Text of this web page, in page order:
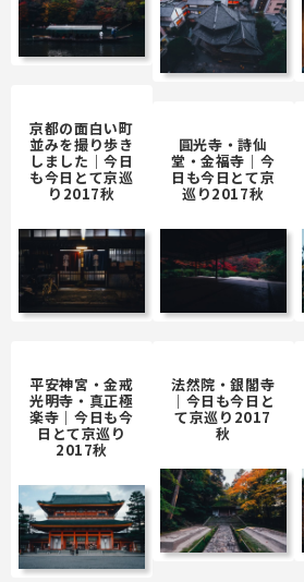
京都の面白い町
並みを撮り歩き
しました｜今日
も今日とて京巡
り2017秋
圓光寺・詩仙
堂・金福寺｜今
日も今日とて京
巡り2017秋
平安神宮・金戒
光明寺・真正極
楽寺｜今日も今
日とて京巡り
2017秋
法然院・銀閣寺
｜今日も今日と
て京巡り2017
秋